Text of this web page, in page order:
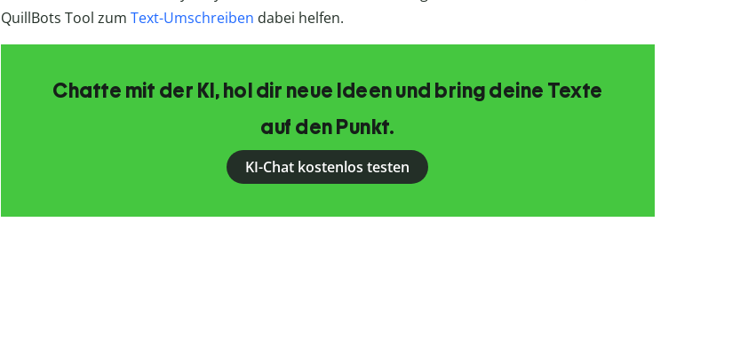
QuillBots Tool zum Text-Umschreiben dabei helfen.
Chatte mit der KI, hol dir neue Ideen und bring deine Texte
auf den Punkt.
KI-Chat kostenlos testen